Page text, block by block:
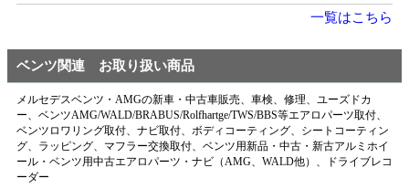
一覧はこちら
ベンツ関連 お取り扱い商品
メルセデスベンツ・AMGの新車・中古車販売、車検、修理、ユーズドカ
ー、ベンツAMG/WALD/BRABUS/Rolfhartge/TWS/BBS等エアロパーツ取付、
ベンツロワリング取付、ナビ取付、ボディコーティング、シートコーティン
グ、ラッピング、マフラー交換取付、ベンツ用新品・中古・新古アルミホイ
ール・ベンツ用中古エアロパーツ・ナビ（AMG、WALD他）、ドライブレコ
ーダー